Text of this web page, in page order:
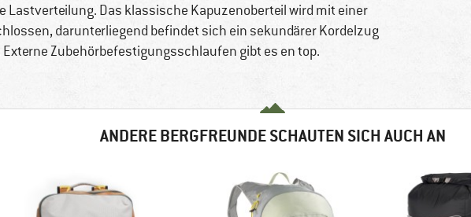
Lastverteilung. Das klassische Kapuzenoberteil wird mit einer
darunterliegend befindet sich ein sekundärer Kordelzug
Zubehörbefestigungsschlaufen gibt es en top.
ANDERE BERGFREUNDE SCHAUTEN SICH AUCH AN